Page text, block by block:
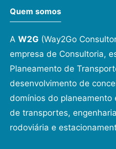
Quem somos
A W2G (Way2Go
empresa de Consultoria,
Planeamento de
desenvolvimento de
domínios do planeamento
de transportes,
rodoviária e